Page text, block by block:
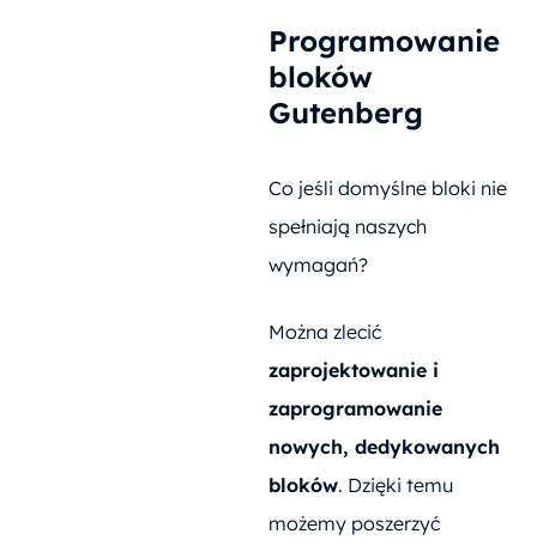
Programowanie
bloków
Gutenberg
Co jeśli domyślne bloki nie
spełniają naszych
wymagań?
Można zlecić
zaprojektowanie i
zaprogramowanie
nowych, dedykowanych
bloków. Dzięki temu
możemy poszerzyć